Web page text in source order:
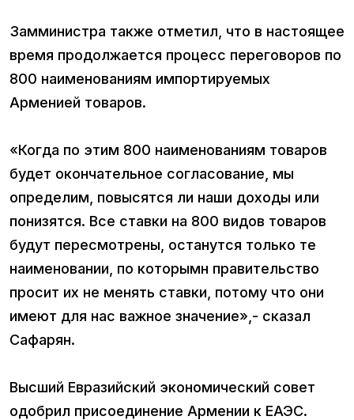
Замминистра также отметил, что в настоящее
время продолжается процесс переговоров по
800 наименованиям импортируемых
Арменией товаров.
«Когда по этим 800 наименованиям товаров
будет окончательное согласование, мы
определим, повысятся ли наши доходы или
понизятся. Все ставки на 800 видов товаров
будут пересмотрены, останутся только те
наименовании, по которымн правительство
просит их не менять ставки, потому что они
имеют для нас важное значение»,- сказал
Сафарян.
Высший Евразийский экономический совет
одобрил присоединение Армении к ЕАЭС.